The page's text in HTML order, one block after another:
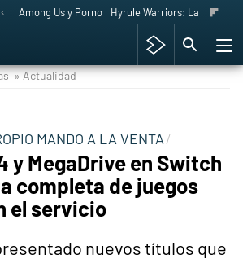
Among Us y Porno Hyrule Warriors: La Era del
» Actualidad
MANDO A LA VENTA
y MegaDrive en Switch
completa de juegos
el servicio
nuevos títulos que